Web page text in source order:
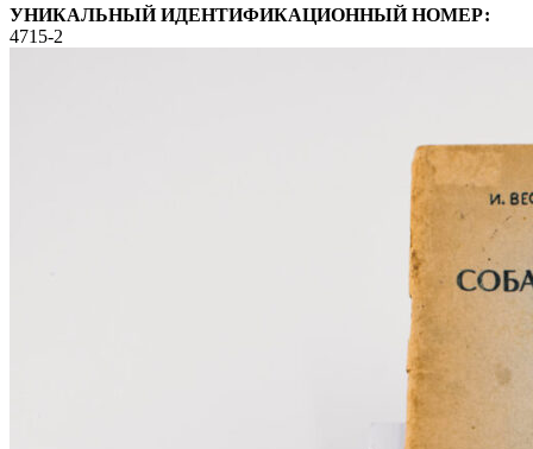
УНИКАЛЬНЫЙ ИДЕНТИФИКАЦИОННЫЙ НОМЕР:
4715-2